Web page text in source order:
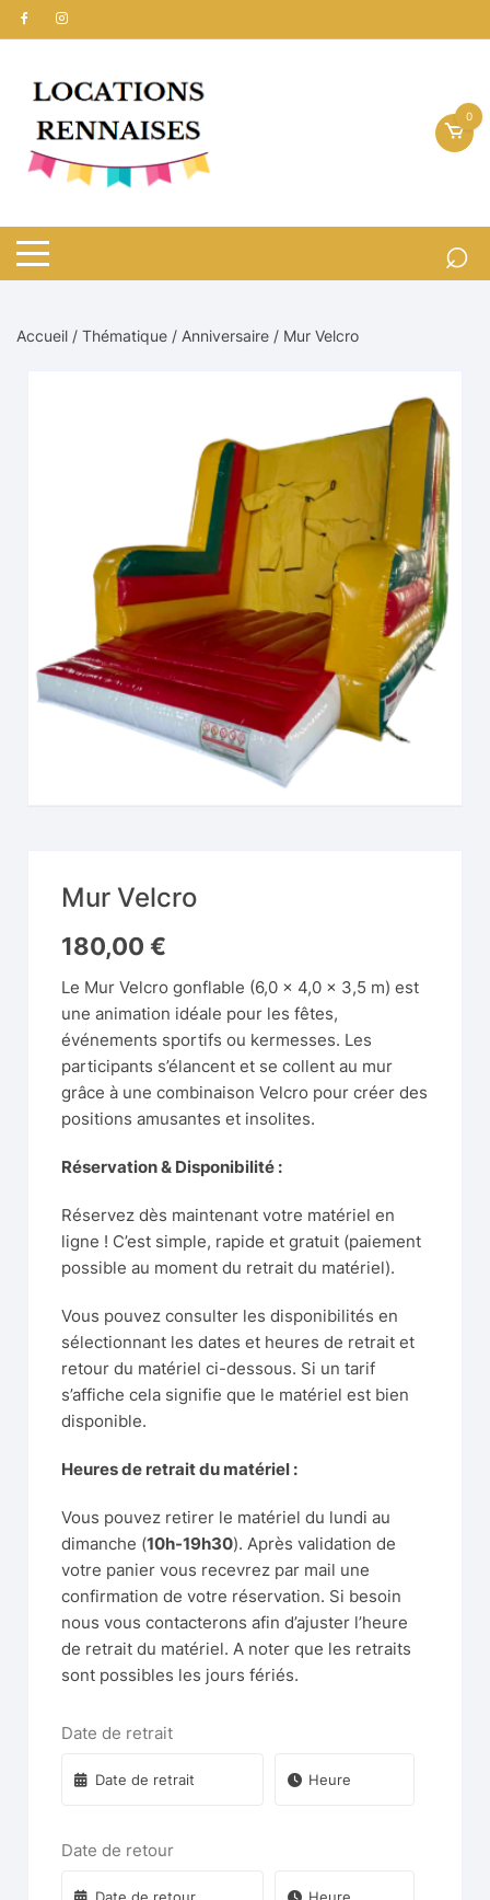
Aller
au
0
Accueil / Thématique / Anniversaire / Mur Velcro
Mur Velcro
180,00 €
Le Mur Velcro gonflable (6,0 × 4,0 × 3,5 m) est
une animation idéale pour les fêtes,
événements sportifs ou kermesses. Les
participants s’élancent et se collent au mur
grâce à une combinaison Velcro pour créer des
positions amusantes et insolites.
Réservation & Disponibilité :
Réservez dès maintenant votre matériel en
ligne ! C’est simple, rapide et gratuit (paiement
possible au moment du retrait du matériel).
Vous pouvez consulter les disponibilités en
sélectionnant les dates et heures de retrait et
retour du matériel ci-dessous. Si un tarif
s’affiche cela signifie que le matériel est bien
disponible.
Heures de retrait du matériel :
Vous pouvez retirer le matériel du lundi au
dimanche (10h-19h30). Après validation de
votre panier vous recevrez par mail une
confirmation de votre réservation. Si besoin
nous vous contacterons afin d’ajuster l’heure
de retrait du matériel. A noter que les retraits
sont possibles les jours fériés.
Date de retrait
Date de retour